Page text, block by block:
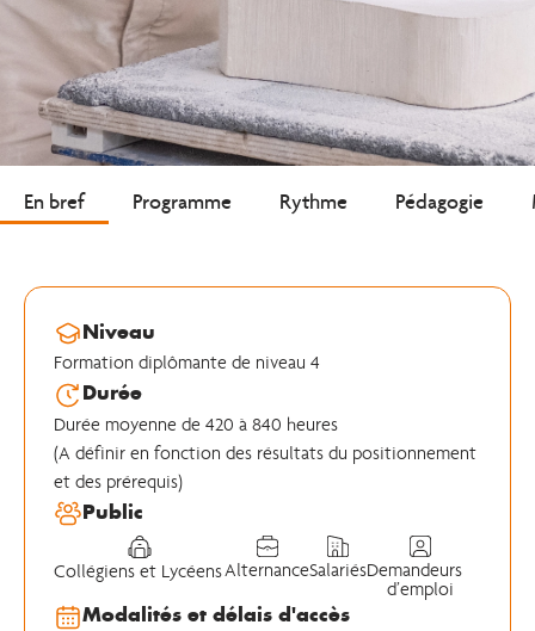
En bref Programme Rythme Pédagogie
Niveau
Formation diplômante de niveau 4
Durée
Durée moyenne de 420 à 840 heures
(A définir en fonction des résultats du positionnement
et des prérequis)
Public
Collégiens et LycéensAlternanceSalariésDemandeurs
d’emploi
Modalités et délais d'accès